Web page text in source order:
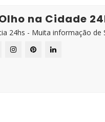
na Cidade
24hs - Muita informação de